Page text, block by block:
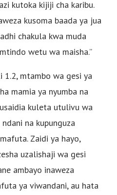
kutoka kijiji cha karibu.
kusoma baada ya jua
chakula kwa muda
wetu wa maisha.”
1.2, mtambo wa gesi ya
mamia ya nyumba na
kuleta utulivu wa
na kupunguza
Zaidi ya hayo,
uzalishaji wa gesi
ambayo inaweza
ya viwandani, au hata